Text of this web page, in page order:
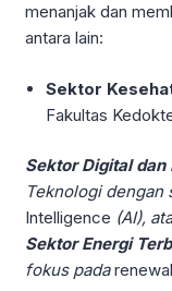
menanjak dan
antara lain:
Sektor
Fakultas
Sektor Digital dan
Teknologi dengan
Intelligence (AI),
Sektor Energi
fokus pada